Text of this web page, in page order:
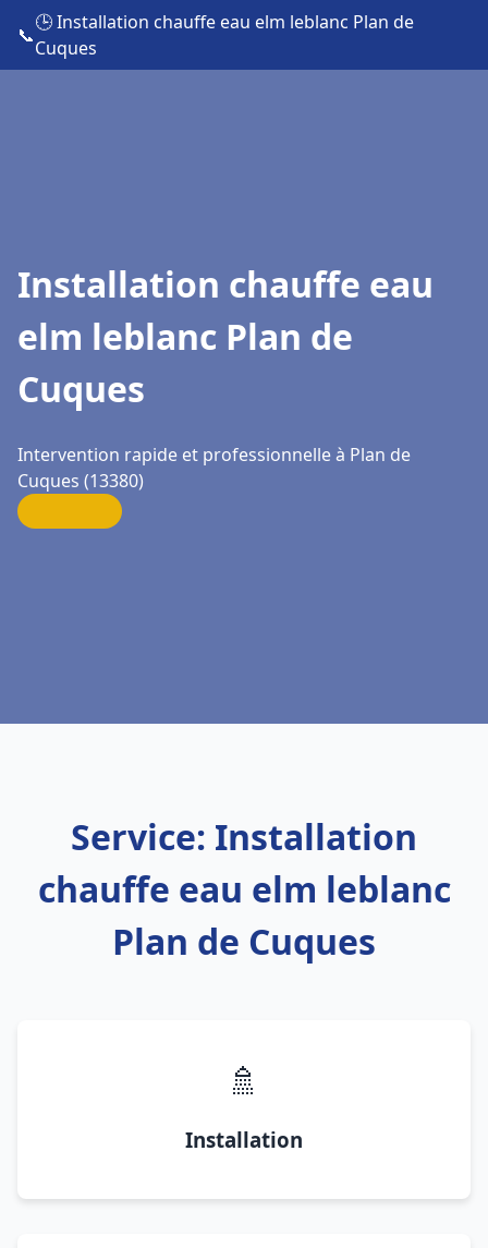
📞
🕒 Installation chauffe eau elm leblanc Plan de
Cuques
Installation chauffe eau
elm leblanc Plan de
Cuques
Intervention rapide et professionnelle à Plan de
Cuques (13380)
Service: Installation
chauffe eau elm leblanc
Plan de Cuques
🚿
Installation